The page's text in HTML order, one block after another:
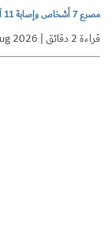
مصرع 7 أشخاص وإصابة 11 آخرين إثر انقلاب حافلة خاصة على طريق جبلي في هيماشال
08 Aug 2026 | قراءة 2 دقائق